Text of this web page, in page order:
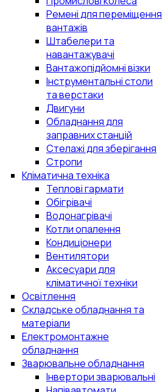
Ремені для переміщення
вантажів
Штабелери та
навантажувачі
Вантажопідйомні візки
Інструментальні столи
та верстаки
Двигуни
Обладнання для
заправних станцій
Стелажі для зберігання
Стропи
Кліматична техніка
Теплові гармати
Обігрівачі
Водонагрівачі
Котли опалення
Кондиціонери
Вентилятори
Аксесуари для
кліматичної техніки
Освітлення
Складське обладнання та
матеріали
Електромонтажне
обладнання
Зварювальне обладнання
Інвертори зварювальні